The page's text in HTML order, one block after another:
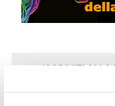
ISCRIVITI ALLA
per restare sempre